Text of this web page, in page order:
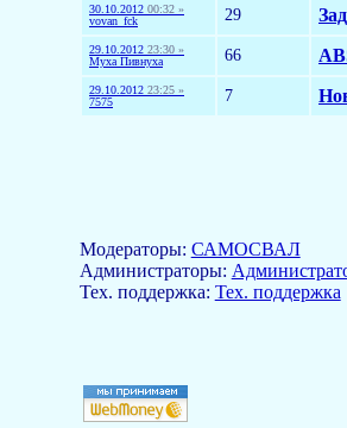
30.10.2012 00:32 »
vovan_fck
29
29.10.2012 23:30 »
Муха Пивнуха
66
29.10.2012 23:25 »
7575
7
Модераторы: САМОСВАЛ
Aдминистраторы:
Тех. поддержка: Тех. поддержка